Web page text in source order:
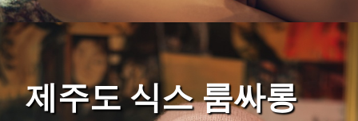
제주도 식스 룸싸롱